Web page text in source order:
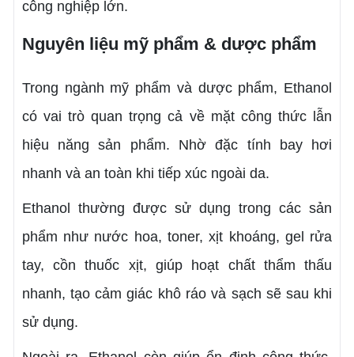
công nghiệp lớn.
Nguyên liệu mỹ phẩm & dược phẩm
Trong ngành mỹ phẩm và dược phẩm, Ethanol
có vai trò quan trọng cả về mặt công thức lẫn
hiệu năng sản phẩm. Nhờ đặc tính bay hơi
nhanh và an toàn khi tiếp xúc ngoài da.
Ethanol thường được sử dụng trong các sản
phẩm như nước hoa, toner, xịt khoáng, gel rửa
tay, cồn thuốc xịt, giúp hoạt chất thẩm thấu
nhanh, tạo cảm giác khô ráo và sạch sẽ sau khi
sử dụng.